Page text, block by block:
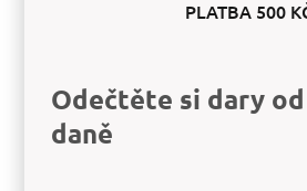
PLATBA 500
Odečtěte si dary
daně